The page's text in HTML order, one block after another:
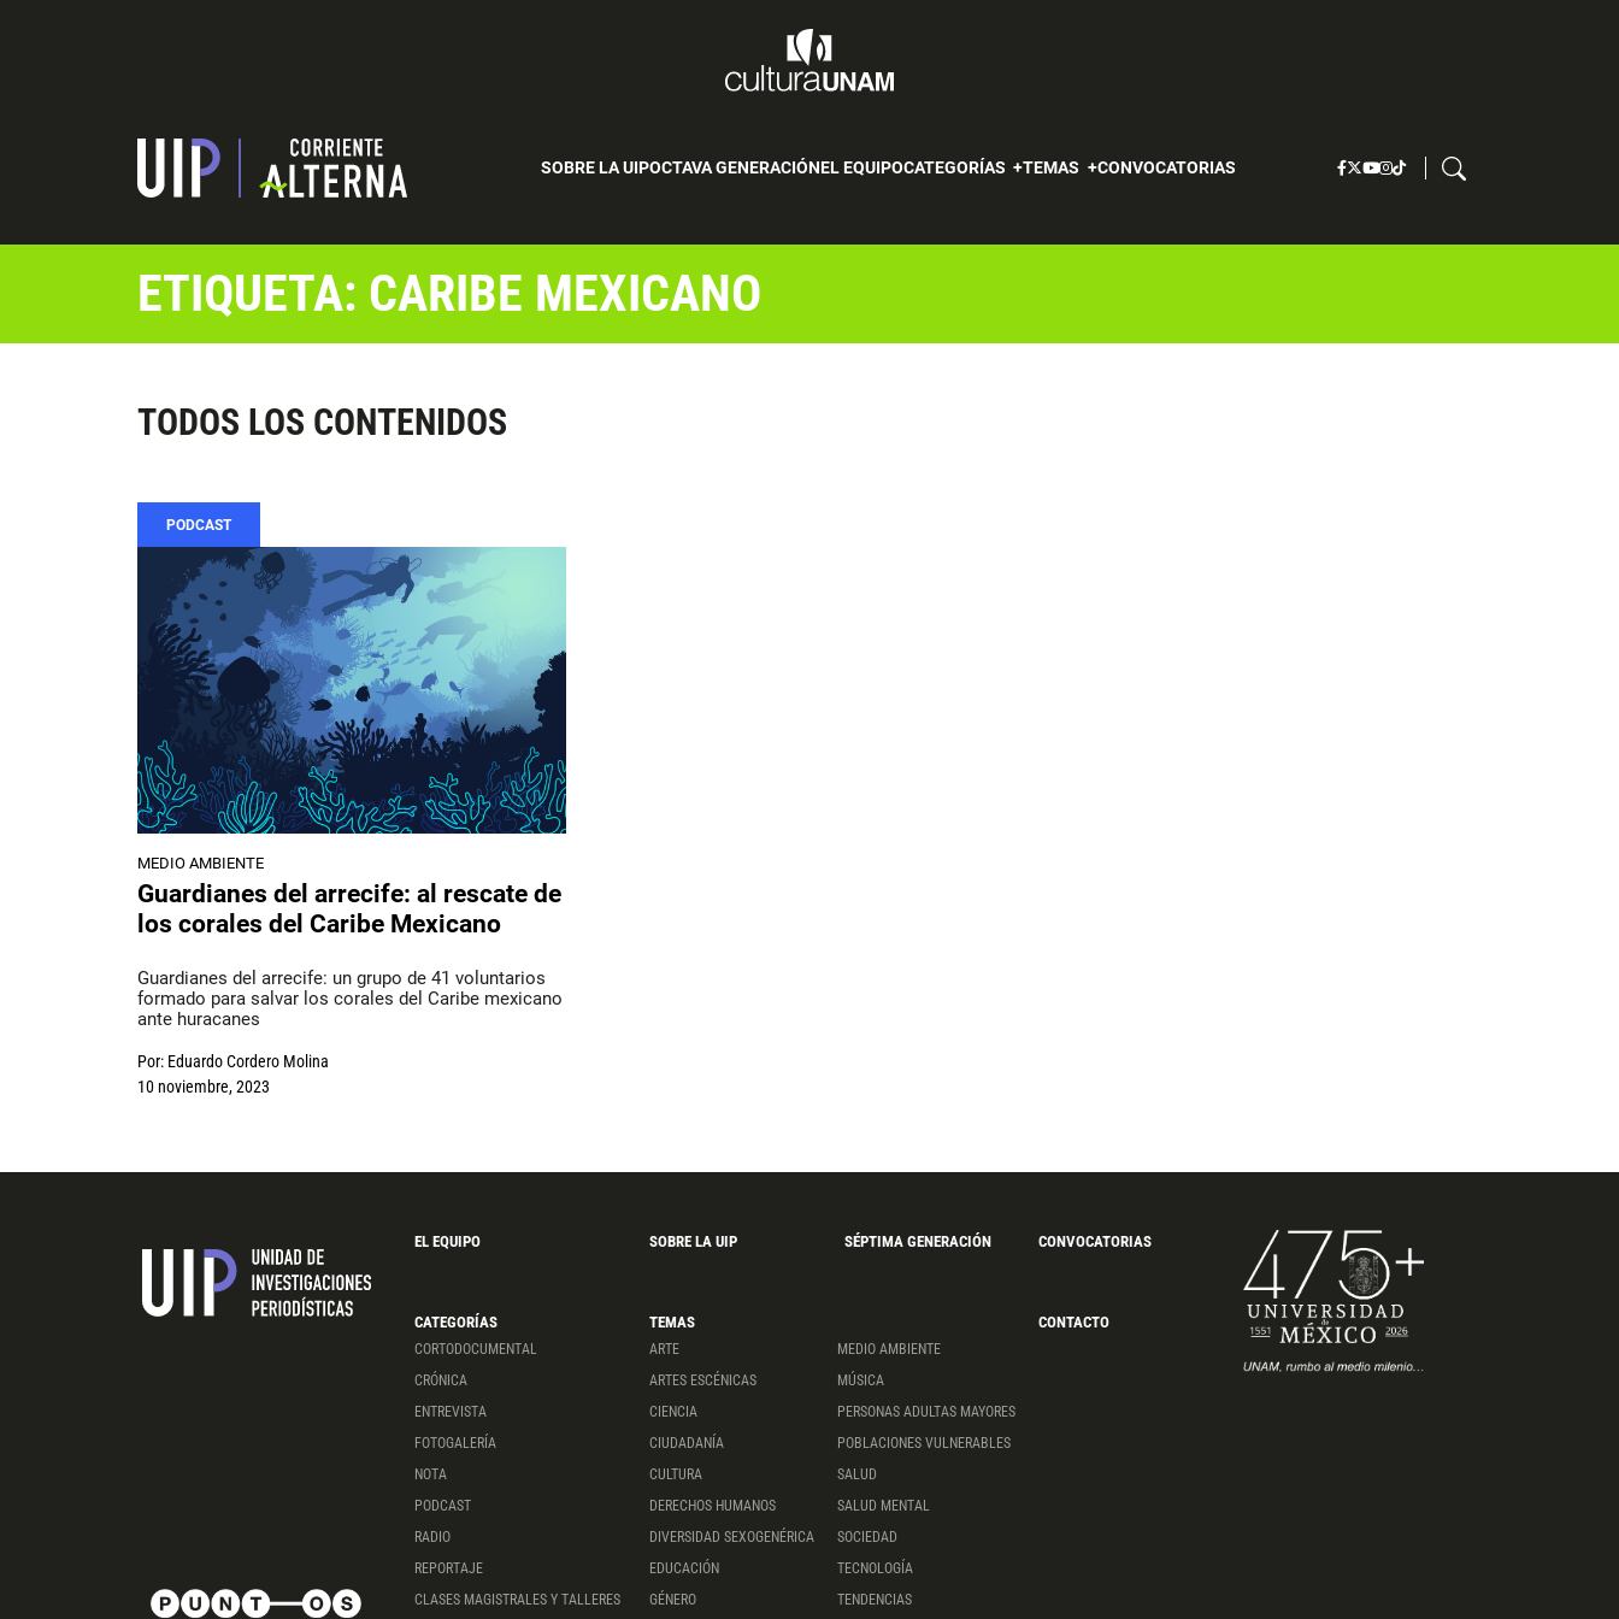
SOBRE LA UIPOCTAVA GENERACIÓNEL EQUIPOCATEGORÍAS TEMAS CONVOCATORIAS
ETIQUETA: CARIBE MEXICANO
TODOS LOS CONTENIDOS
PODCAST
MEDIO AMBIENTE
Guardianes del arrecife: al rescate de
los corales del Caribe Mexicano
Guardianes del arrecife: un grupo de 41 voluntarios
formado para salvar los corales del Caribe mexicano
ante huracanes
Por: Eduardo Cordero Molina
10 noviembre, 2023
EL EQUIPO SOBRE LA UIP SÉPTIMA GENERACIÓN CONVOCATORIAS
CATEGORÍAS
CORTODOCUMENTAL
CRÓNICA
ENTREVISTA
FOTOGALERÍA
NOTA
PODCAST
RADIO
REPORTAJE
CLASES MAGISTRALES Y TALLERES
TEMAS
ARTE
ARTES ESCÉNICAS
CIENCIA
CIUDADANÍA
CULTURA
DERECHOS HUMANOS
DIVERSIDAD SEXOGENÉRICA
EDUCACIÓN
GÉNERO
MEDIO AMBIENTE
MÚSICA
PERSONAS ADULTAS MAYORES
POBLACIONES VULNERABLES
SALUD
SALUD MENTAL
SOCIEDAD
TECNOLOGÍA
TENDENCIAS
CONTACTO